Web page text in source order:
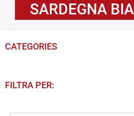
SARDEGNA
CATEGORIES
FILTRA PER: